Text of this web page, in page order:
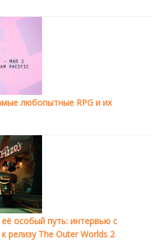
любопытные RPG и их
особый путь: интервью с
релизу The Outer Worlds 2